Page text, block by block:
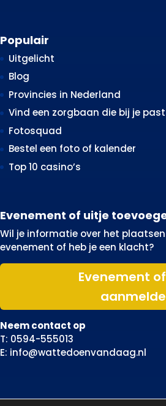
Populair
Uitgelicht
Blog
Provincies in Nederland
Vind een zorgbaan die bij je
Fotosquad
Bestel een foto of kalender
Top 10 casino’s
Evenement of uitje
Wil je informatie over het
evenement of heb je een klacht?
Evenement
Neem contact op
T: 0594-555013
E: info@wattedoenvandaag.nl